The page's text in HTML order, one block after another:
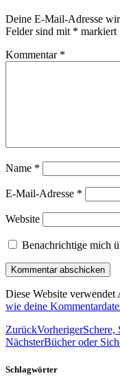
Deine E-Mail-Adresse
Felder sind mit * markiert
Kommentar *
Name *
E-Mail-Adresse *
Website
Benachrichtige mich
Diese Website verwendet
wie deine
ZurückVorherigerSchere,
NächsterBücher oder
Schlagwörter